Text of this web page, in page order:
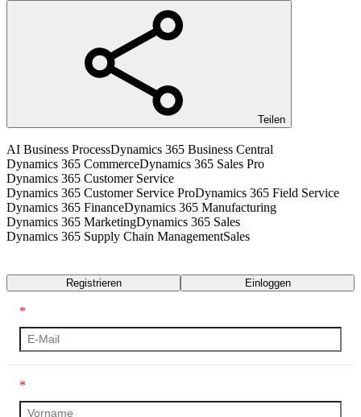
Teilen
AI Business ProcessDynamics 365 Business Central
Dynamics 365 CommerceDynamics 365 Sales Pro
Dynamics 365 Customer Service
Dynamics 365 Customer Service ProDynamics 365 Field Service
Dynamics 365 FinanceDynamics 365 Manufacturing
Dynamics 365 MarketingDynamics 365 Sales
Dynamics 365 Supply Chain ManagementSales
Registrieren Einloggen
*
*